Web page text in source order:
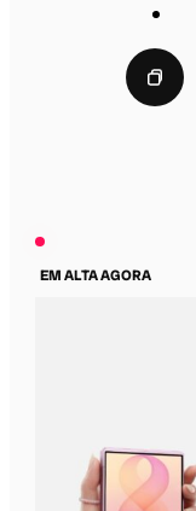
EM ALTA AGORA